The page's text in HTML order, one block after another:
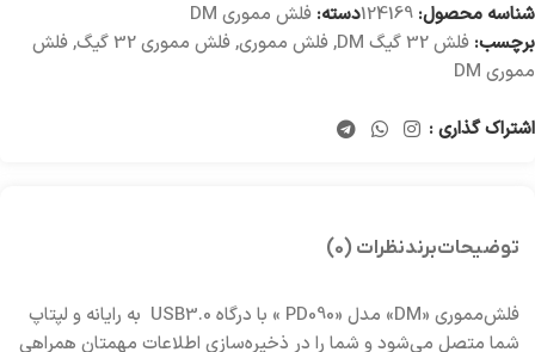
شناسه محصول: 124169دسته: فلش مموری DM
برچسب: فلش 32 گیگ DM ,فلش مموری,فلش مموری 32 گیگ ,فلش
مموری DM
اشتراک گذاری :
توضیحاتبرندنظرات (0)
فلش‌مموری «DM» مدل «PD090 » با درگاه USB3.0 به رایانه و لپتاپ
شما متصل می‌شود و شما را در ذخیره‌سازی اطلاعات مهمتان همراهی